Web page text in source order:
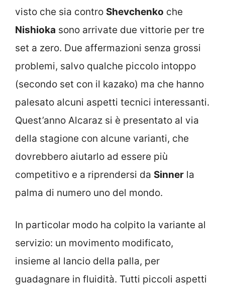
visto che sia contro Shevchenko che
Nishioka sono arrivate due vittorie per tre
set a zero. Due affermazioni senza grossi
problemi, salvo qualche piccolo intoppo
(secondo set con il kazako) ma che hanno
palesato alcuni aspetti tecnici interessanti.
Quest’anno Alcaraz si è presentato al via
della stagione con alcune varianti, che
dovrebbero aiutarlo ad essere più
competitivo e a riprendersi da Sinner la
palma di numero uno del mondo.
In particolar modo ha colpito la variante al
servizio: un movimento modificato,
insieme al lancio della palla, per
guadagnare in fluidità. Tutti piccoli aspetti